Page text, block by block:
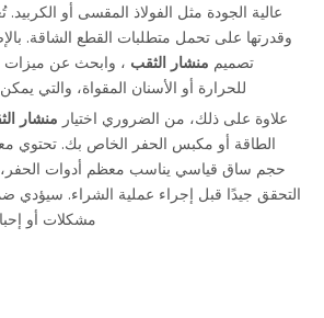
عالية الجودة مثل الفولاذ المقسى أو الكربيد.
وقدرتها على تحمل متطلبات القطع الشاقة.
تصميم منشار الثقب ، وابحث عن ميزات
للحرارة أو الأسنان المقواة، والتي
علاوة على ذلك، من الضروري اختيار منشار
الطاقة أو مكبس الحفر الخاص بك. تحتوي
حجم ساق قياسي يناسب معظم أدوات الحفر،
التحقق جيدًا قبل إجراء عملية الشراء. سيؤدي
مشكلات أو